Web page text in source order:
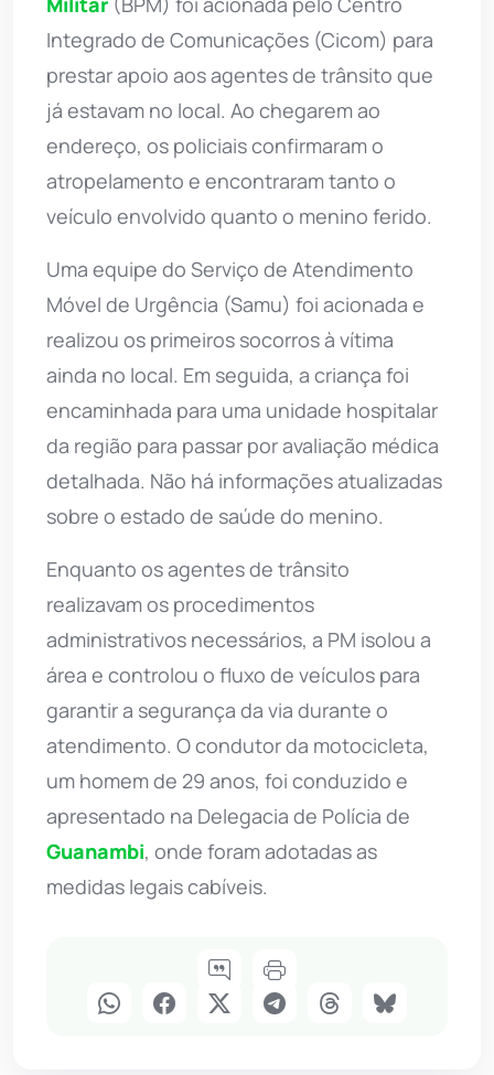
Integrado de Comunicações (Cicom) para
prestar apoio aos agentes de trânsito que
já estavam no local. Ao chegarem ao
endereço, os policiais confirmaram o
atropelamento e encontraram tanto o
veículo envolvido quanto o menino ferido.
Uma equipe do Serviço de Atendimento
Móvel de Urgência (Samu) foi acionada e
realizou os primeiros socorros à vítima
ainda no local. Em seguida, a criança foi
encaminhada para uma unidade hospitalar
da região para passar por avaliação médica
detalhada. Não há informações atualizadas
sobre o estado de saúde do menino.
Enquanto os agentes de trânsito
realizavam os procedimentos
administrativos necessários, a PM isolou a
área e controlou o fluxo de veículos para
garantir a segurança da via durante o
atendimento. O condutor da motocicleta,
um homem de 29 anos, foi conduzido e
apresentado na Delegacia de Polícia de
Guanambi, onde foram adotadas as
medidas legais cabíveis.